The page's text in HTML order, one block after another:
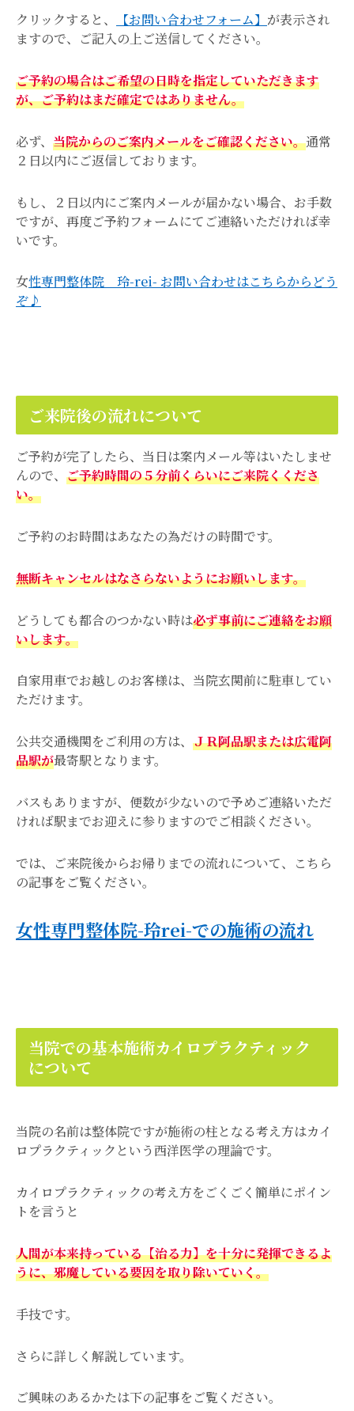
クリックすると、 【お問い合わせフォーム】 が表示され
ますので、ご記入の上ご送信してください。
ご予約の場合はご希望の日時を指定していただきます
が、ご予約はまだ確定ではありません。
必ず、 当院からのご案内メールをご確認ください。通常
２日以内にご返信しております。
もし、２日以内にご案内メールが届かない場合、お手数
ですが、再度ご予約フォームにてご連絡いただければ幸
いです。
女性専門整体院 玲-rei- お問い合わせはこちらからどう
ぞ♪
ご来院後の流れについて
ご予約が完了したら、当日は案内メール等はいたしませ
んので、 ご予約時間の５分前くらいにご来院くくださ
い。
ご予約のお時間はあなたの為だけの時間です。
無断キャンセルはなさらないようにお願いします。
どうしても都合のつかない時は必ず事前にご連絡をお願
いします。
自家用車でお越しのお客様は、当院玄関前に駐車してい
ただけます。
公共交通機関をご利用の方は、 ＪＲ阿品駅または広電阿
品駅が最寄駅となります。
バスもありますが、便数が少ないので予めご連絡いただ
ければ駅までお迎えに参りますのでご相談ください。
では、ご来院後からお帰りまでの流れについて、こちら
の記事をご覧ください。
女性専門整体院-玲rei-での施術の流れ
当院での基本施術カイロプラクティック
について
当院の名前は整体院ですが施術の柱となる考え方はカイ
ロプラクティックという西洋医学の理論です。
カイロプラクティックの考え方をごくごく簡単にポイン
トを言うと
人間が本来持っている【治る力】を十分に発揮できるよ
うに、邪魔している要因を取り除いていく。
手技です。
さらに詳しく解説しています。
ご興味のあるかたは下の記事をご覧ください。